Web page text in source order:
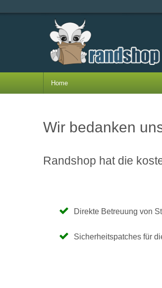
Home
Wir bedanken
Randshop hat die
Direkte Betreuung von
Sicherheitspatches für